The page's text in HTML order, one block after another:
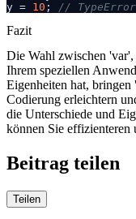
y = 10 ; //
Fazit
Die Wahl zwischen
Ihrem speziellen
Eigenheiten hat, bringen
Codierung erleichtern
die Unterschiede und
können Sie effizienteren
Beitrag teilen
Teilen